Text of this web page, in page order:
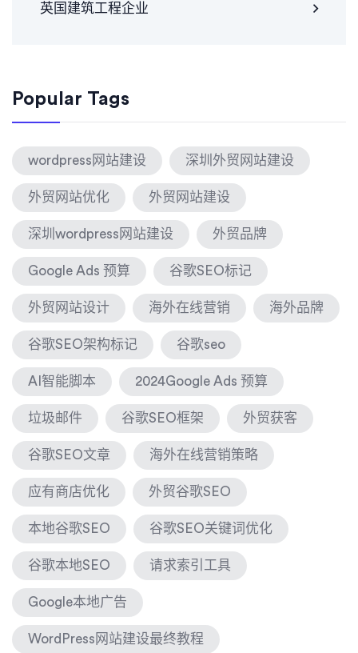
英国建筑工程企业
Popular Tags
wordpress网站建设 深圳外贸网站建设
外贸网站优化 外贸网站建设
深圳wordpress网站建设 外贸品牌
Google Ads 预算 谷歌SEO标记
外贸网站设计 海外在线营销 海外品牌
谷歌SEO架构标记 谷歌seo
AI智能脚本 2024Google Ads 预算
垃圾邮件 谷歌SEO框架 外贸获客
谷歌SEO文章 海外在线营销策略
应有商店优化 外贸谷歌SEO
本地谷歌SEO 谷歌SEO关键词优化
谷歌本地SEO 请求索引工具
Google本地广告
WordPress网站建设最终教程